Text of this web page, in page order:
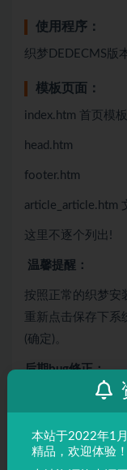
使用程序：
织梦DEDECMS版
模板页面：
index.htm 首页模板
head.htm
footer.htm
article_article.htm
这里不逐个列出!
温馨提醒：
按照正常的织梦安
重新点击保存下系
(确定)。
后期bug修正：
PC端截图：
本站于2022年1
精品，欢迎体验！